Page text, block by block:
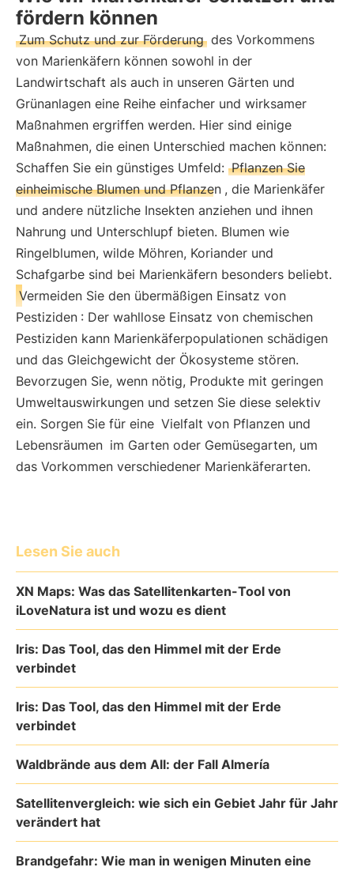
fördern können
Zum Schutz und zur Förderung des Vorkommens
von Marienkäfern können sowohl in der
Landwirtschaft als auch in unseren Gärten und
Grünanlagen eine Reihe einfacher und wirksamer
Maßnahmen ergriffen werden. Hier sind einige
Maßnahmen, die einen Unterschied machen können:
Schaffen Sie ein günstiges Umfeld: Pflanzen Sie
einheimische Blumen und Pflanzen , die Marienkäfer
und andere nützliche Insekten anziehen und ihnen
Nahrung und Unterschlupf bieten. Blumen wie
Ringelblumen, wilde Möhren, Koriander und
Schafgarbe sind bei Marienkäfern besonders beliebt.
Vermeiden Sie den übermäßigen Einsatz von
Pestiziden : Der wahllose Einsatz von chemischen
Pestiziden kann Marienkäferpopulationen schädigen
und das Gleichgewicht der Ökosysteme stören.
Bevorzugen Sie, wenn nötig, Produkte mit geringen
Umweltauswirkungen und setzen Sie diese selektiv
ein. Sorgen Sie für eine Vielfalt von Pflanzen und
Lebensräumen im Garten oder Gemüsegarten, um
das Vorkommen verschiedener Marienkäferarten.
Lesen Sie auch
XN Maps: Was das Satellitenkarten-Tool von
iLoveNatura ist und wozu es dient
Iris: Das Tool, das den Himmel mit der Erde
verbindet
Iris: Das Tool, das den Himmel mit der Erde
verbindet
Waldbrände aus dem All: der Fall Almería
Satellitenvergleich: wie sich ein Gebiet Jahr für Jahr
verändert hat
Brandgefahr: Wie man in wenigen Minuten eine